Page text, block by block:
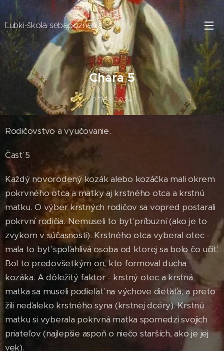
Ľubki-škola sebapoznania
Chara 5
25.08.2024
Rodičovstvo a vyučovanie.
Časť 5
Každý novorodený kozák alebo kozáčka mali okrem
pokrvného otca a matky aj krstného otca a krstnú
matku. O výber krstných rodičov sa vopred postarali
pokrvní rodičia. Nemuseli to byť príbuzní (ako je to
zvykom v súčasnosti). Krstného otca vyberal otec -
mala to byť spoľahlivá osoba od ktorej sa bolo čo učiť.
Bol to predovšetkým on, kto formoval ducha
kozáka. A dôležitý faktor - krstný otec a krstná
matka sa museli podieľať na výchove dieťaťa, a preto
žili neďaleko krstného syna (krstnej dcéry). Krstnú
matku si vyberala pokrvná matka spomedzi svojich
priateľov (najlepšie aspoň o niečo starších, ako je jej
vek).